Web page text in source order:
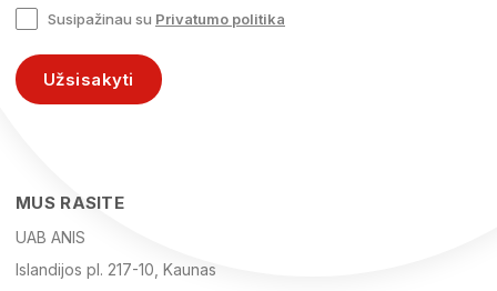
Susipažinau su Privatumo politika
Užsisakyti
MUS RASITE
UAB ANIS
Islandijos pl. 217-10, Kaunas